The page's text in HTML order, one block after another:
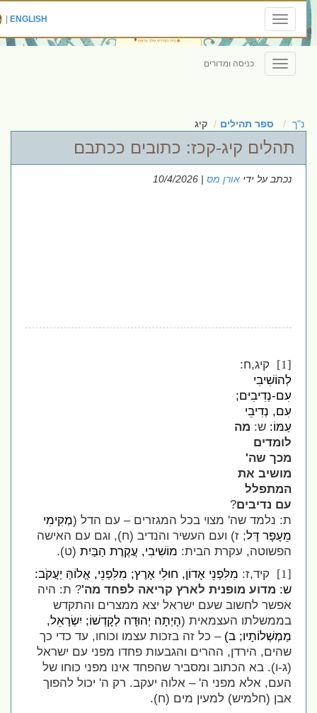
Toggle
navigation
ENGLISH
|
Toggle
navigation
כניסה ומדורים
נ"ך ספר תהילים קיג
תהלים קיג-קכז: כתובים ככתבם
נכתב על ידיאורן מס| 10/4/2026
[1] קיג,ח:
לְהוֹשִׁיבִי
עִם-נְדִיבִים;
עִם, נְדִיבֵי
עַמּוֹ:ש:מה
לומדים
מכך שה'
מושיב את
המתפלל
עם נדיבים?
ת: נלמד שה' מצוי בכל המגזרים – עם הדל (מְקִימִי
מֵעָפָר דָּל; ז) ועם העשיר והנדיב (ח), וגם עם האישה
הפשוטה, עקרת הבית:מוֹשִׁיבִי, עֲקֶרֶת הַבַּיִת(ט).
[1] קיד,ז:מִלִּפְנֵי אָדוֹן, חוּלִי אָרֶץ; מִלִּפְנֵי, אֱלוֹהַּ יַעֲקֹב:
ש:מדוע מופנית לארץ קריאה לפחד מה'? ת: היה
אפשר לחשוב שעם ישראל יצא ממצרים והתקדש
בממשלתו העצמאית (הָיְתָה יְהוּדָה לְקָדְשׁוֹ; יִשְׂרָאֵל,
מַמְשְׁלוֹתָיו; ב)– כל זה בזכות עצמו וכוחו, עד כדי כך
שהים, הירדן, ההרים והגבעות פחדו מפני עם ישראל
(ג-ו). בא הכתוב ומסביר שהפחד אינו מפני כוחו של
העם, אלא מפני ה' – אלוה יעקב. רק ה' יכול להפוך
אבן (חלמיש) למעין מים (ח).